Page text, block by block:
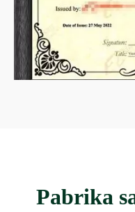
Pabrika